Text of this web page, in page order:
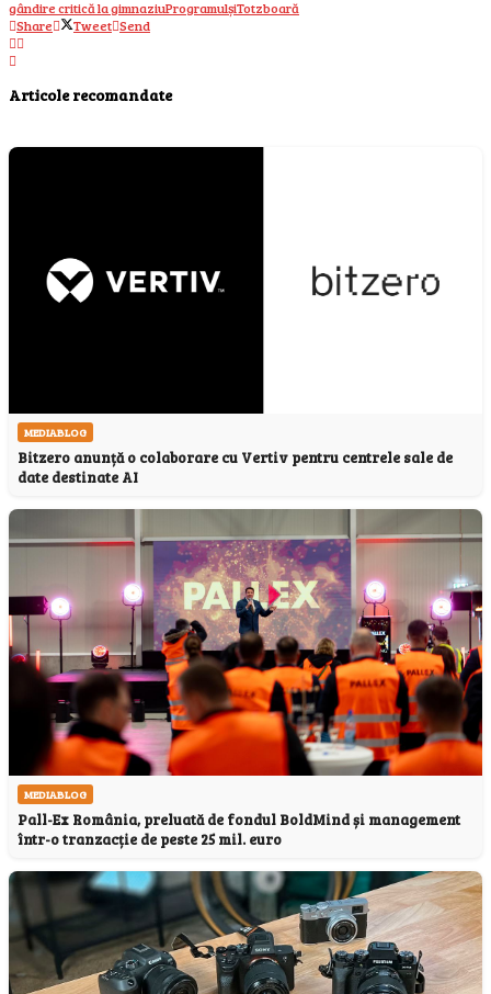
gândire critică la gimnaziuProgramulșiTotzboară
Share
Tweet Send
Articole recomandate
MEDIABLOG
Bitzero anunță o colaborare cu Vertiv pentru centrele sale de
date destinate AI
MEDIABLOG
Pall-Ex România, preluată de fondul BoldMind și management
într-o tranzacție de peste 25 mil. euro